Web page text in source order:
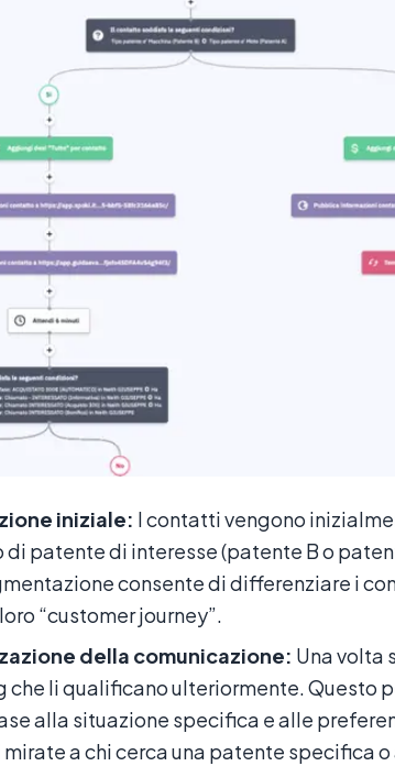
iniziale: I contatti vengono
patente di interesse (patente B o
consente di differenziare i
“customer journey”.
della comunicazione: Una volta
che li qualificano ulteriormente. Questo
alla situazione specifica e alle
a chi cerca una patente specifica